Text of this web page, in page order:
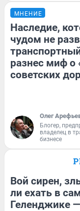
МНЕНИЕ
Наследие,
чудом не
разнес миф о
советских
Олег
Блогер,
владелец в
бизнесе
Вой сирен,
ли ехать в
Геленджике